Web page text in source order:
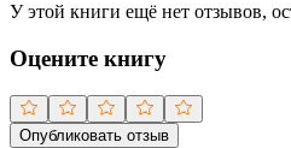
У этой книги ещё нет отзывов,
Оцените книгу
Опубликовать отзыв